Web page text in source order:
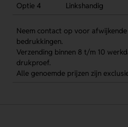
Optie 4
Linkshandig
Neem contact op voor
bedrukkingen.
Verzending binnen 8 t/m 10
drukproef.
Alle genoemde prijzen zijn